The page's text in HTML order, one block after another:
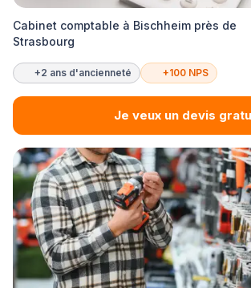
Cabinet comptable à Bischheim près de
Strasbourg
+2 ans d'ancienneté +100 NPS
Je veux un devis